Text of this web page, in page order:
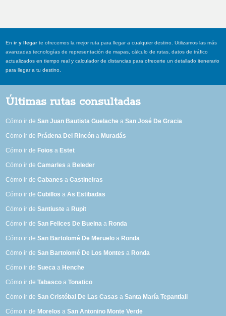
Enir y llegar te ofrecemos la mejor ruta para llegar a cualquier destino. Utilizamos las más
avanzadas tecnologías de representación de mapas, cálculo de rutas, datos de tráfico
actualizados en tiempo real y calculador de distancias para ofrecerte un detallado itenerario
para llegar a tu destino.
Últimas rutas consultadas
Cómo ir deSan Juan Bautista Guelache aSan José De Gracia
Cómo ir de Prádena Del Rincón a Muradás
Cómo ir de Foios a Estet
Cómo ir deCamarles a Beleder
Cómo ir deCabanes aCastineiras
Cómo ir deCubillos aAs Estibadas
Cómo ir deSantiuste a Rupit
Cómo ir deSan Felices De Buelna a Ronda
Cómo ir deSan Bartolomé De Meruelo a Ronda
Cómo ir deSan Bartolomé De Los Montes a Ronda
Cómo ir deSueca a Henche
Cómo ir deTabasco aTonatico
Cómo ir deSan Cristóbal De Las Casas aSanta María Tepantlali
Cómo ir de Morelos aSan Antonino Monte Verde